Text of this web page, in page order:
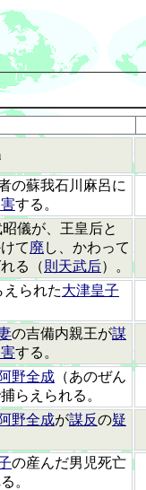
の蘇我石川麻呂に
する。
儀が、王皇后と
て廃し、かわって
る（則天武后）。
えられた大津皇子
の吉備内親王が謀
する。
阿野全成 （あのぜん
らえられる。
阿野全成が謀反の疑
の産んだ男児死亡
。